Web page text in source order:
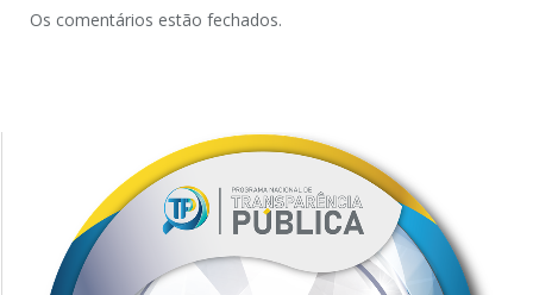
Os comentários estão fechados.